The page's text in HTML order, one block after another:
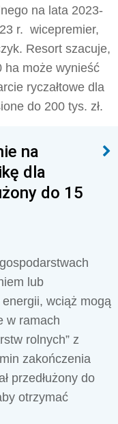
na lata 2023-
r. wicepremier,
Resort szacuje,
ha może wynieść
ryczałtowe dla
do 200 tys. zł.
na
dla
do 15
lub
wciąż mogą
w ramach
rolnych” z
zakończenia
przedłużony do
otrzymać